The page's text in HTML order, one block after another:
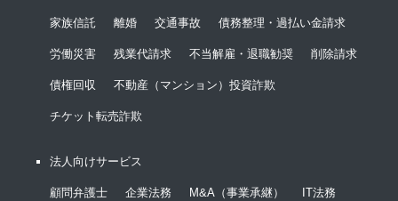
家族信託 離婚 交通事故 債務整理・過払い金請求
労働災害 残業代請求 不当解雇・退職勧奨 削除請求
債権回収 不動産（マンション）投資詐欺
チケット転売詐欺
法人向けサービス
顧問弁護士 企業法務 M&A（事業承継） IT法務